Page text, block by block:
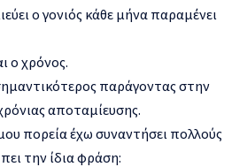
ο γονιός κάθε μήνα παραμένει
ο χρόνος.
παράγοντας στην
αποταμίευσης.
πορεία έχω συναντήσει πολλούς
την ίδια φράση: